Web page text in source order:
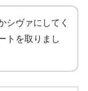
シヴァにしてく
トを取りまし